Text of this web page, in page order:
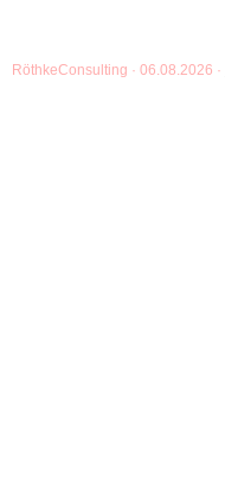
RöthkeConsulting · 06.08.2026 ·